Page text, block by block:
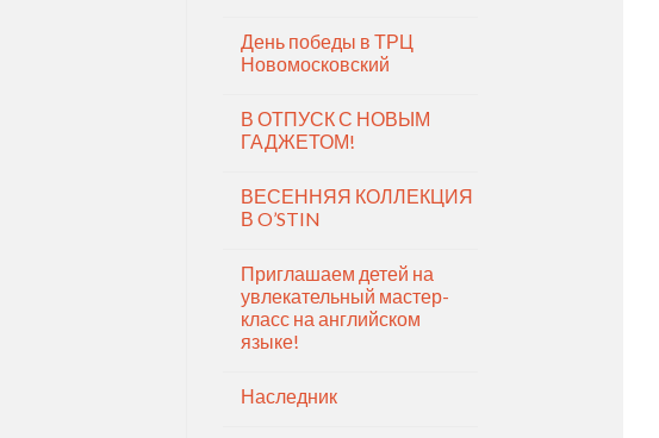
День победы в ТРЦ
Новомосковский
В ОТПУСК С НОВЫМ
ГАДЖЕТОМ!
ВЕСЕННЯЯ КОЛЛЕКЦИЯ
В O’STIN
Приглашаем детей на
увлекательный мастер-
класс на английском
языке!
Наследник